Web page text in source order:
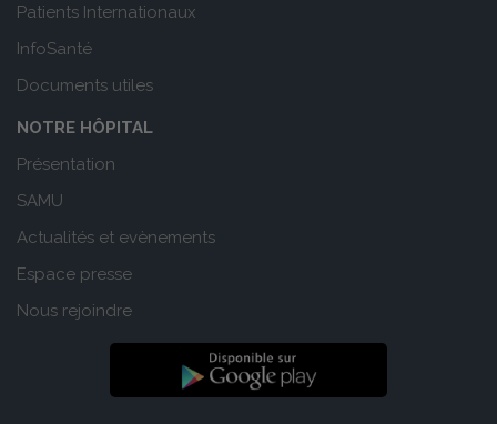
Patients Internationaux
InfoSanté
Documents utiles
NOTRE HÔPITAL
Présentation
SAMU
Actualités et evènements
Espace presse
Nous rejoindre